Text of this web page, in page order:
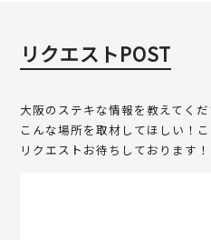
リクエストPOST
大阪のステキな情報を教えてくだ
こんな場所を取材してほしい！
リクエストお待ちしております！